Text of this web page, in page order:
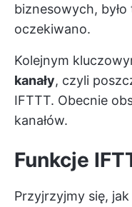
biznesowych,
oczekiwano.
Kolejnym
kanały, czyli
IFTTT. Obecnie
kanałów.
Funkcje
Przyjrzyjmy się,